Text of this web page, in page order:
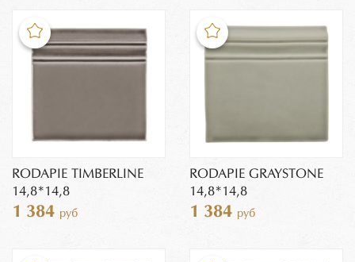
RODAPIE TIMBERLINE
14,8*14,8
1 384 руб
RODAPIE GRAYSTONE
14,8*14,8
1 384 руб